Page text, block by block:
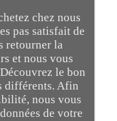
chez nous
pas satisfait de
retourner la
et nous vous
le bon
différents. Afin
nous vous
de votre